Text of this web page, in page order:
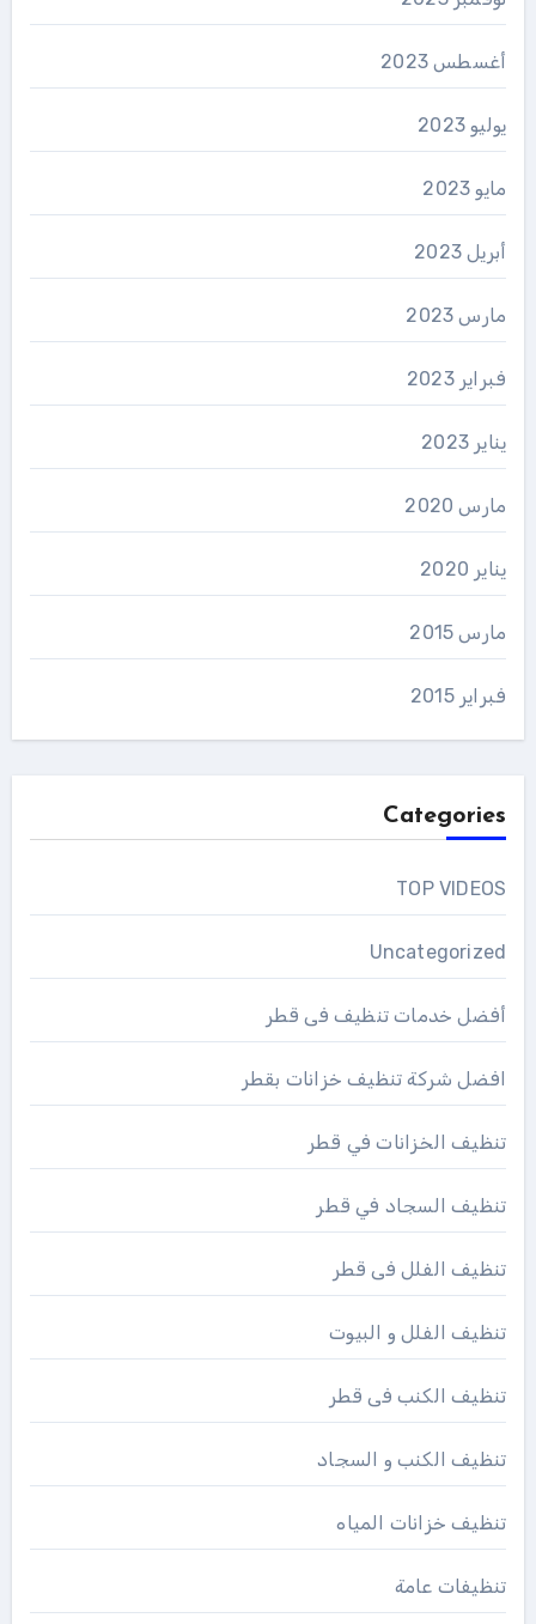
أغسطس 2023
يوليو 2023
مايو 2023
أبريل 2023
مارس 2023
فبراير 2023
يناير 2023
مارس 2020
يناير 2020
مارس 2015
فبراير 2015
Categories
TOP VIDEOS
Uncategorized
أفضل خدمات تنظيف فى قطر
افضل شركة تنظيف خزانات بقطر
تنظيف الخزانات في قطر
تنظيف السجاد في قطر
تنظيف الفلل فى قطر
تنظيف الفلل و البيوت
تنظيف الكنب فى قطر
تنظيف الكنب و السجاد
تنظيف خزانات المياه
تنظيفات عامة